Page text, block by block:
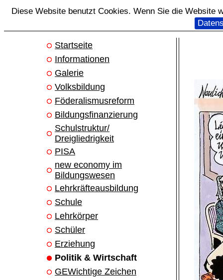
Diese Website benutzt Cookies. Wenn Sie die Website
Startseite
Informationen
Galerie
Volksbildung
Föderalismusreform
Bildungsfinanzierung
Schulstruktur/
Dreigliedrigkeit
PISA
new economy im
Bildungswesen
Lehrkräfteausbildung
Schule
Lehrkörper
Schüler
Erziehung
Politik & Wirtschaft
GEWichtige Zeichen